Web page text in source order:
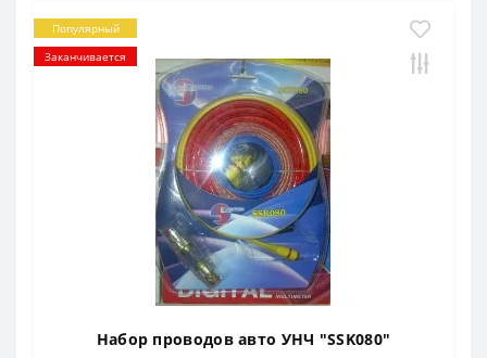
Популярный
Заканчивается
Набор проводов авто УНЧ "SSK080"